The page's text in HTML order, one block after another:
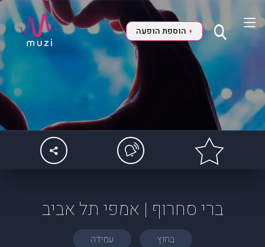
+ הוספת הופעה
ברי סחרוף | אמפי תל אביב
בחוץ עמידה